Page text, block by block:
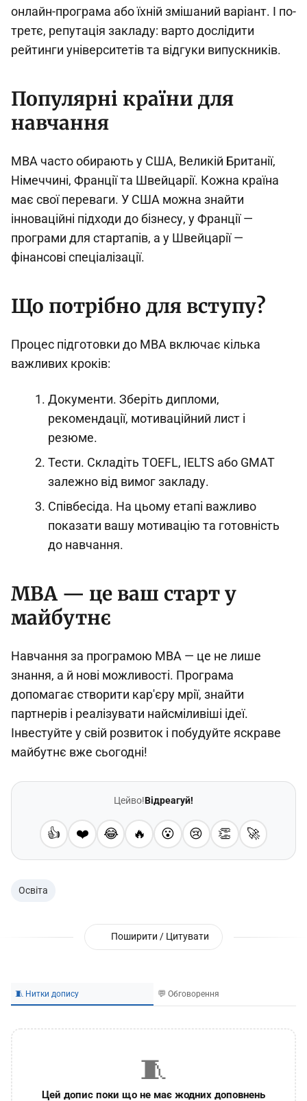
онлайн-програма або їхній змішаний варіант. І по-
третє, репутація закладу: варто дослідити
рейтинги університетів та відгуки випускників.
Популярні країни для
навчання
MBA часто обирають у США, Великій Британії,
Німеччині, Франції та Швейцарії. Кожна країна
має свої переваги. У США можна знайти
інноваційні підходи до бізнесу, у Франції —
програми для стартапів, а у Швейцарії —
фінансові спеціалізації.
Що потрібно для вступу?
Процес підготовки до MBA включає кілька
важливих кроків:
Документи. Зберіть дипломи,
рекомендації, мотиваційний лист і
резюме.
Тести. Складіть TOEFL, IELTS або GMAT
залежно від вимог закладу.
Співбесіда. На цьому етапі важливо
показати вашу мотивацію та готовність
до навчання.
MBA — це ваш старт у
майбутнє
Навчання за програмою MBA — це не лише
знання, а й нові можливості. Програма
допомагає створити кар'єру мрії, знайти
партнерів і реалізувати найсміливіші ідеї.
Інвестуйте у свій розвиток і побудуйте яскраве
майбутнє вже сьогодні!
Цейво!Відреагуй!
👍 ❤️ 😂 🔥 😮 😢 👏 🚀
Освіта
Поширити / Цитувати
🧵 Нитки допису 💬 Обговорення
🧵
Цей допис поки що не має жодних доповнень